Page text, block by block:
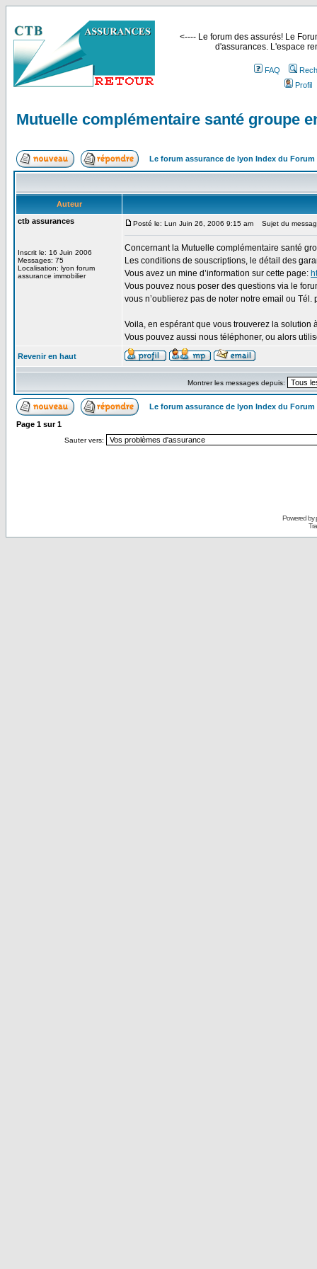
<---- Le forum des assurés! Le
d'assurances. L'espace
FAQ
Profil
Mutuelle complémentaire santé groupe
Le forum assurance de lyon Index du Forum
Auteur
ctb assurances
Inscrit le: 16 Juin 2006
Messages: 75
Localisation: lyon forum
assurance immobilier
Posté le: Lun Juin 26, 2006 9:15 am Sujet du
Concernant la Mutuelle complémentaire santé
Les conditions de souscriptions, le détail des
Vous avez un mine d’information sur cette page:
Vous pouvez nous poser des questions via le
vous n’oublierez pas de noter notre email ou Tél.
Voila, en espérant que vous trouverez la solution
Vous pouvez aussi nous téléphoner, ou alors
Revenir en haut
Montrer les messages depuis:
Le forum assurance de lyon Index du Forum
Page 1 sur1
Sauter vers:
Powered by